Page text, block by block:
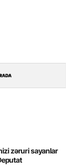
zəruri sayanlar